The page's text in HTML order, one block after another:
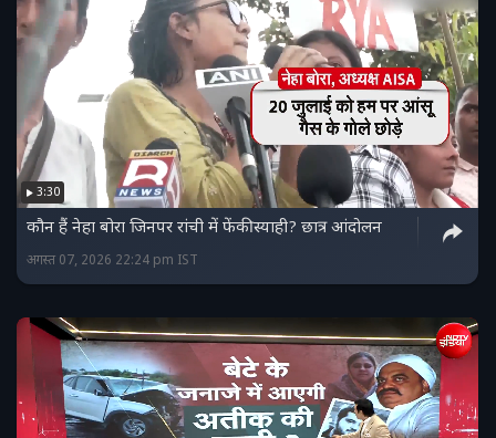
3:30
कौन हैं नेहा बोरा जिनपर रांची में फेंकी स्याही? छात्र आंदोलन
अगस्त 07, 2026 22:24 pm IST